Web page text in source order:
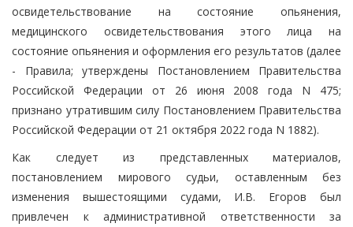
освидетельствование на состояние опьянения,
медицинского освидетельствования этого лица на
состояние опьянения и оформления его результатов (далее
- Правила; утверждены Постановлением Правительства
Российской Федерации от 26 июня 2008 года N 475;
признано утратившим силу Постановлением Правительства
Российской Федерации от 21 октября 2022 года N 1882).
Как следует из представленных материалов,
постановлением мирового судьи, оставленным без
изменения вышестоящими судами, И.В. Егоров был
привлечен к административной ответственности за